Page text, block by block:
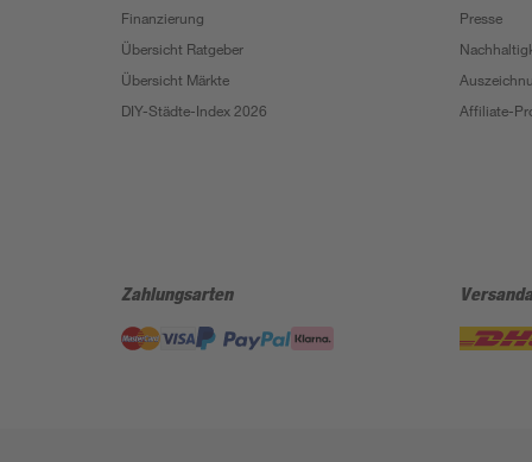
Finanzierung
Übersicht Ratgeber
Übersicht Märkte
DIY-Städte-Index 2026
Presse
Affiliate-
Zahlungsarten